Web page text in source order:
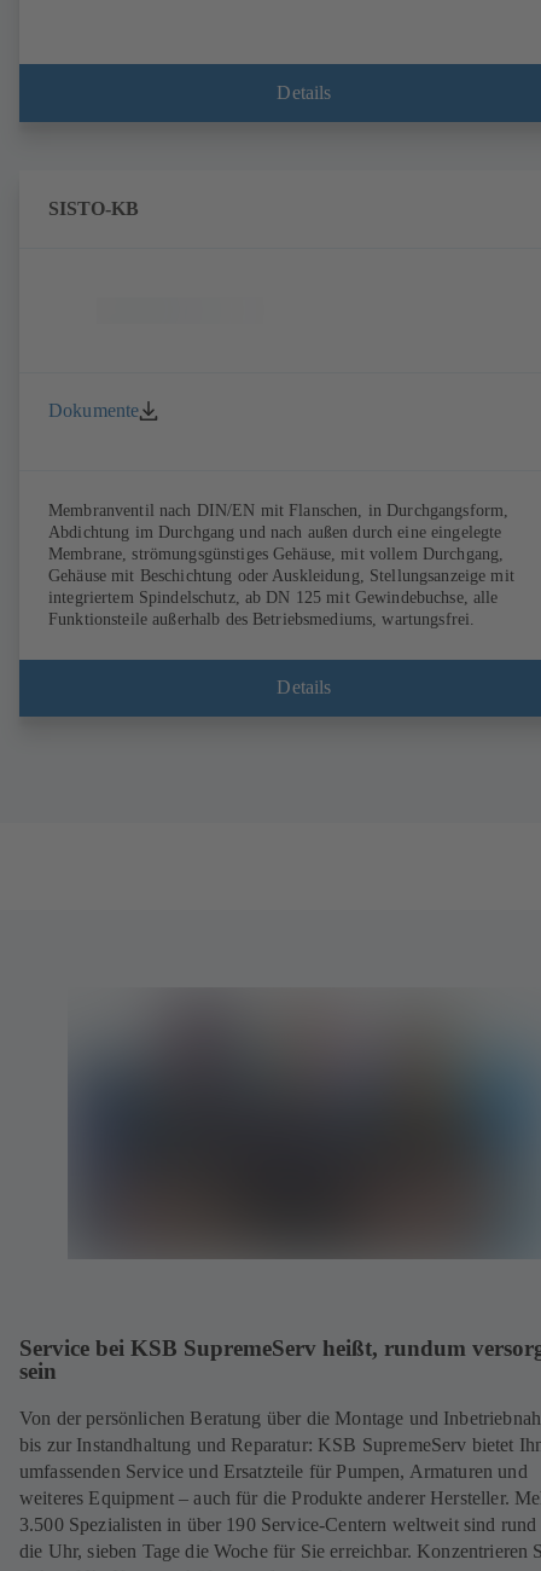
Details
SISTO-KB
Dokumente
Membranventil nach DIN/EN mit Flanschen, in Durchgangsform,
Abdichtung im Durchgang und nach außen durch eine eingelegte
Membrane, strömungsgünstiges Gehäuse, mit vollem Durchgang,
Gehäuse mit Beschichtung oder Auskleidung, Stellungsanzeige mit
integriertem Spindelschutz, ab DN 125 mit Gewindebuchse, alle
Funktionsteile außerhalb des Betriebsmediums, wartungsfrei.
Details
Service bei KSB SupremeServ heißt, rundum
sein
Von der persönlichen Beratung über die Montage und
bis zur Instandhaltung und Reparatur: KSB SupremeServ bietet
umfassenden Service und Ersatzteile für Pumpen, Armaturen und
weiteres Equipment – auch für die Produkte anderer Hersteller.
3.500 Spezialisten in über 190 Service-Centern weltweit sind rund
die Uhr, sieben Tage die Woche für Sie erreichbar. Konzentrieren